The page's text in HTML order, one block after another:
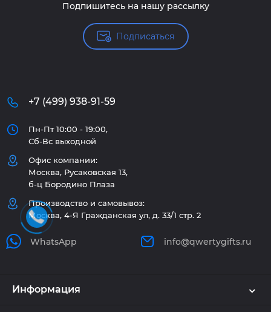
Подпишитесь на нашу рассылку
Подписаться
+7 (499) 938-91-59
Пн-Пт 10:00 - 19:00,
Сб-Вс выходной
Офис компании:
Москва, Русаковская 13,
б-ц Бородино Плаза
Производство и самовывоз:
Москва, 4-Я Гражданская ул, д. 33/1 стр. 2
WhatsApp info@qwertygifts.ru
Информация